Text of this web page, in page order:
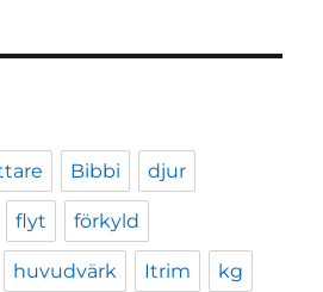
Bibbi djur
flyt förkyld
huvudvärk Itrim kg